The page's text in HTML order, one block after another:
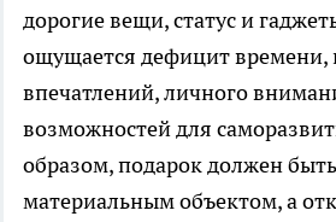
дорогие вещи, статус и
ощущается дефицит времени,
впечатлений, личного
возможностей для
образом, подарок должен
материальным объектом, а